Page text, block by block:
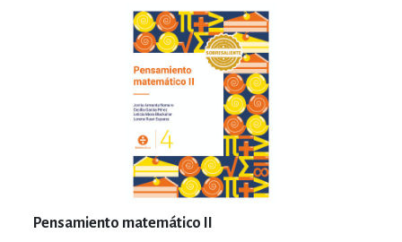
Pensamiento matemático II